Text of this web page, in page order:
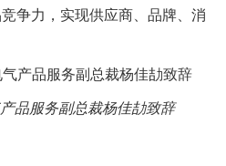
争力，实现供应商、品牌、消
品服务副总裁杨佳劼致辞